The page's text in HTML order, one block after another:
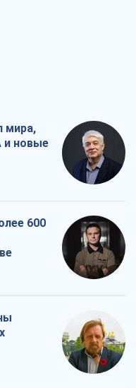
мира,
и новые
600